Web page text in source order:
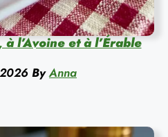
l’Avoine et à l’Érable
By Anna